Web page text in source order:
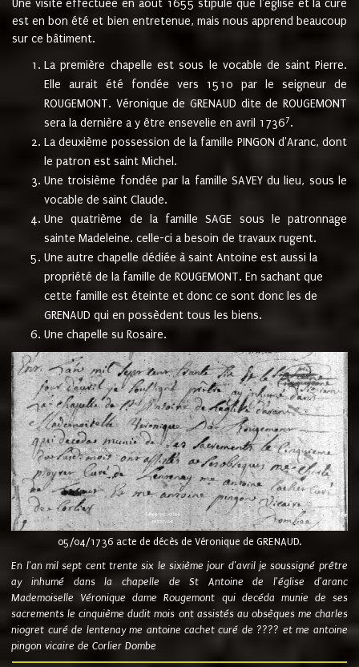
Une visite effectuée en août 1655 stipule que l'église et la cure
est en bon été et bien entretenue, mais nous apprend beaucoup
sur ce bâtiment.
La première chapelle est sous le vocable de saint Pierre.
Elle aurait été fondée vers 1510 par le seigneur de
ROUGEMONT. Véronique de GRENAUD dite de ROUGEMONT
sera la dernière a y être ensevelie en avril 17367.
La deuxième possession de la famille PINGON d'Aranc, dont
le patron est saint Michel.
Une troisième fondée par la famille SAVEY du lieu, sous le
vocable de saint Claude.
Une quatrième de la famille SAGE sous le patronnage
sainte Madeleine. celle-ci a besoin de travaux rugent.
Une autre chapelle dédiée à saint Antoine est aussi la
propriété de la famille de ROUGEMONT. En sachant que
cette famille est éteinte et donc ce sont donc les de
GRENAUD qui en possèdent tous les biens.
Une chapelle su Rosaire.
05/04/1736 acte de décès de Véronique de GRENAUD.
En l'an mil sept cent trente six le sixième jour d'avril je soussigné prêtre
ay inhumé dans la chapelle de St Antoine de l'église d'aranc
Mademoiselle Véronique dame Rougemont qui decéda munie de ses
sacrements le cinquième dudit mois ont assistés au obsèques me charles
niogret curé de lentenay me antoine cachet curé de ???? et me antoine
pingon vicaire de Corlier Dombe